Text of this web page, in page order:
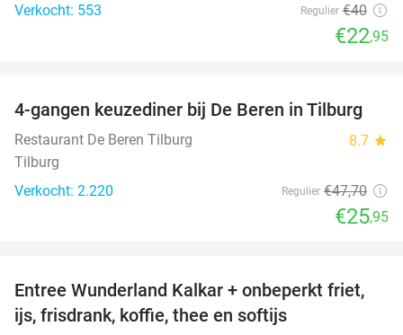
Verkocht: 553
Regulier €40
€22,95
46%
4-gangen keuzediner bij De Beren in Tilburg
Restaurant De Beren Tilburg 8.7 star
Tilburg
Verkocht: 2.220
Regulier €47,70
€25,95
32%
Entree Wunderland Kalkar + onbeperkt friet,
ijs, frisdrank, koffie, thee en softijs